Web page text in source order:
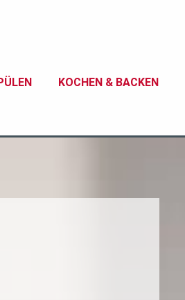
KOCHEN & BACKEN
DUNSTABZUGSHAUBEN
WASSERKOCHER